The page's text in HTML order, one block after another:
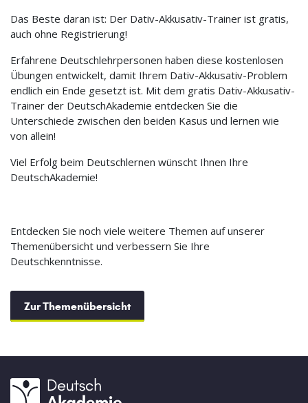
Das Beste daran ist: Der Dativ-Akkusativ-Trainer ist gratis,
auch ohne Registrierung!
Erfahrene Deutschlehrpersonen haben diese kostenlosen
Übungen entwickelt, damit Ihrem Dativ-Akkusativ-Problem
endlich ein Ende gesetzt ist. Mit dem gratis Dativ-Akkusativ-
Trainer der DeutschAkademie entdecken Sie die
Unterschiede zwischen den beiden Kasus und lernen wie
von allein!
Viel Erfolg beim Deutschlernen wünscht Ihnen Ihre
DeutschAkademie!
Entdecken Sie noch viele weitere Themen auf unserer
Themenübersicht und verbessern Sie Ihre
Deutschkenntnisse.
Zur Themenübersicht